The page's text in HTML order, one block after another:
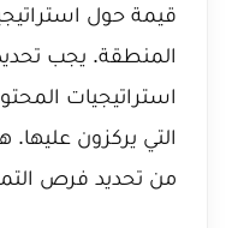
قيمة حول
المنطقة. يجب
استراتيجيات
التي يركزون
من تحديد فرص